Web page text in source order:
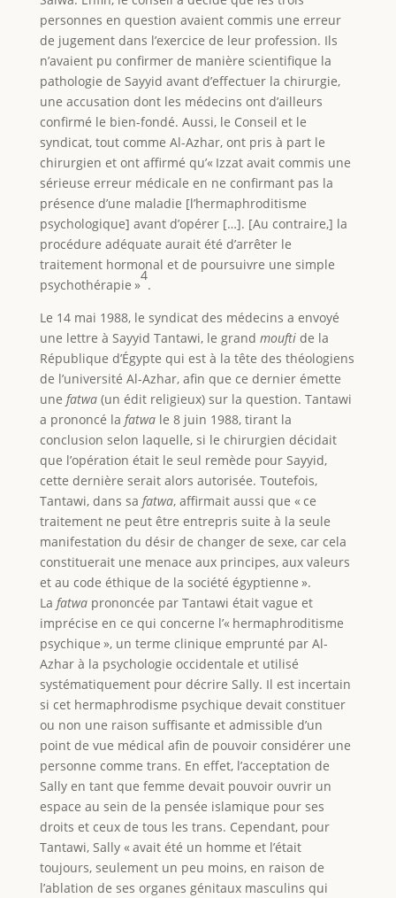
personnes en question avaient commis une erreur
de jugement dans l’exercice de leur profession. Ils
n’avaient pu confirmer de manière scientifique la
pathologie de Sayyid avant d’effectuer la chirurgie,
une accusation dont les médecins ont d’ailleurs
confirmé le bien-fondé. Aussi, le Conseil et le
syndicat, tout comme Al-Azhar, ont pris à part le
chirurgien et ont affirmé qu’« Izzat avait commis une
sérieuse erreur médicale en ne confirmant pas la
présence d’une maladie [l’hermaphroditisme
psychologique] avant d’opérer […]. [Au contraire,] la
procédure adéquate aurait été d’arrêter le
traitement hormonal et de poursuivre une simple
psychothérapie »
4
.
Le 14 mai 1988, le syndicat des médecins a envoyé
une lettre à Sayyid Tantawi, le grand mouftide la
République d’Égypte qui est à la tête des théologiens
de l’université Al-Azhar, afin que ce dernier émette
une fatwa(un édit religieux) sur la question. Tantawi
a prononcé la fatwale 8 juin 1988, tirant la
conclusion selon laquelle, si le chirurgien décidait
que l’opération était le seul remède pour Sayyid,
cette dernière serait alors autorisée. Toutefois,
Tantawi, dans sa fatwa, affirmait aussi que « ce
traitement ne peut être entrepris suite à la seule
manifestation du désir de changer de sexe, car cela
constituerait une menace aux principes, aux valeurs
et au code éthique de la société égyptienne ».
La fatwaprononcée par Tantawi était vague et
imprécise en ce qui concerne l’« hermaphroditisme
psychique », un terme clinique emprunté par Al-
Azhar à la psychologie occidentale et utilisé
systématiquement pour décrire Sally. Il est incertain
si cet hermaphrodisme psychique devait constituer
ou non une raison suffisante et admissible d’un
point de vue médical afin de pouvoir considérer une
personne comme trans. En effet, l’acceptation de
Sally en tant que femme devait pouvoir ouvrir un
espace au sein de la pensée islamique pour ses
droits et ceux de tous les trans. Cependant, pour
Tantawi, Sally « avait été un homme et l’était
toujours, seulement un peu moins, en raison de
l’ablation de ses organes génitaux masculins qui